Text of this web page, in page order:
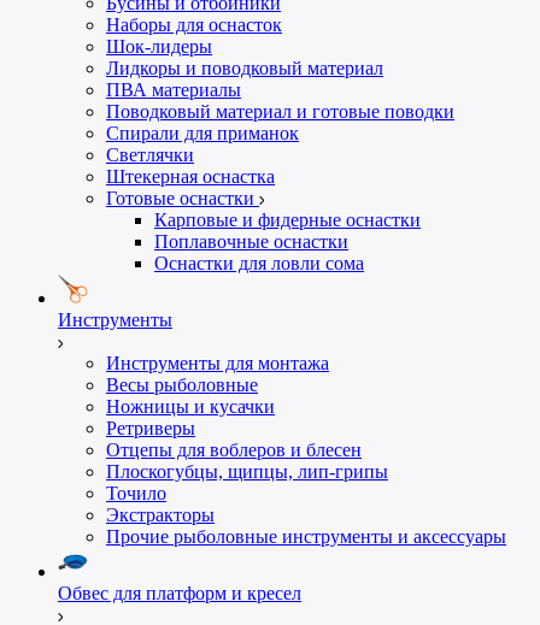
Наборы для оснасток
Шок-лидеры
Лидкоры и поводковый материал
ПВА материалы
Поводковый материал и готовые поводки
Спирали для приманок
Светлячки
Штекерная оснастка
Готовые оснастки
Карповые и фидерные оснастки
Поплавочные оснастки
Оснастки для ловли сома
Инструменты
Инструменты для монтажа
Весы рыболовные
Ножницы и кусачки
Ретриверы
Отцепы для воблеров и блесен
Плоскогубцы, щипцы, лип-грипы
Точило
Экстракторы
Прочие рыболовные инструменты и аксессуары
Обвес для платформ и кресел